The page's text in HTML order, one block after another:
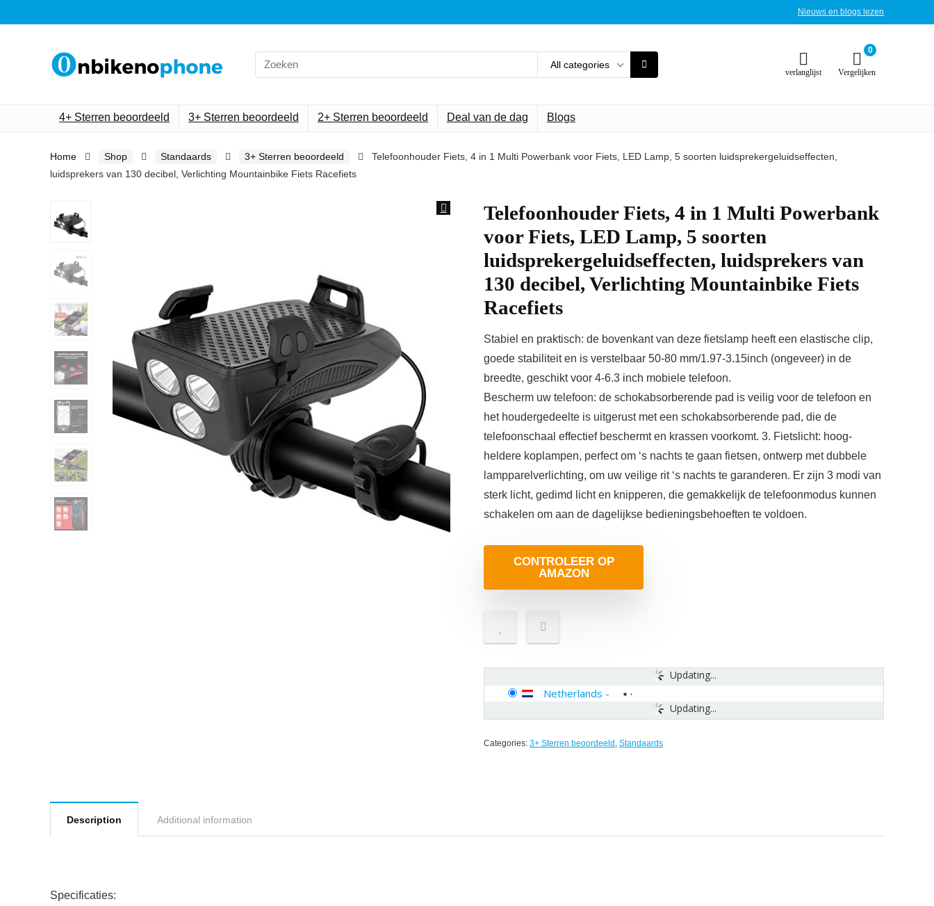
Nieuws en blogs lezen
Search
for:
All categories
verlanglijst
0
Vergelijken
4+ Sterren beoordeeld 3+ Sterren beoordeeld 2+ Sterren beoordeeld Deal van de dag Blogs
Home Shop Standaards 3+ Sterren beoordeeld
Telefoonhouder Fiets, 4 in 1 Multi Powerbank voor Fiets, LED Lamp, 5 soorten luidsprekergeluidseffecten,
luidsprekers van 130 decibel, Verlichting Mountainbike Fiets Racefiets
Telefoonhouder Fiets, 4 in 1 Multi Powerbank
voor Fiets, LED Lamp, 5 soorten
luidsprekergeluidseffecten, luidsprekers van
130 decibel, Verlichting Mountainbike Fiets
Racefiets
Stabiel en praktisch: de bovenkant van deze fietslamp heeft een elastische clip,
goede stabiliteit en is verstelbaar 50-80 mm/1.97-3.15inch (ongeveer) in de
breedte, geschikt voor 4-6.3 inch mobiele telefoon.
Bescherm uw telefoon: de schokabsorberende pad is veilig voor de telefoon en
het houdergedeelte is uitgerust met een schokabsorberende pad, die de
telefoonschaal effectief beschermt en krassen voorkomt. 3. Fietslicht: hoog-
heldere koplampen, perfect om ‘s nachts te gaan fietsen, ontwerp met dubbele
lampparelverlichting, om uw veilige rit ‘s nachts te garanderen. Er zijn 3 modi van
sterk licht, gedimd licht en knipperen, die gemakkelijk de telefoonmodus kunnen
schakelen om aan de dagelijkse bedieningsbehoeften te voldoen.
CONTROLEER OP
AMAZON
Updating...
Updating...
Netherlands -
Categories: 3+ Sterren beoordeeld , Standaards
Description Additional information
Specificaties: